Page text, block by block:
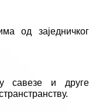
од заједничког
савезе и друге